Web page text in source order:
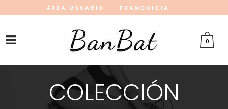
ÁREA USUARIO
FRANQUICIA
0
COLECCIÓN